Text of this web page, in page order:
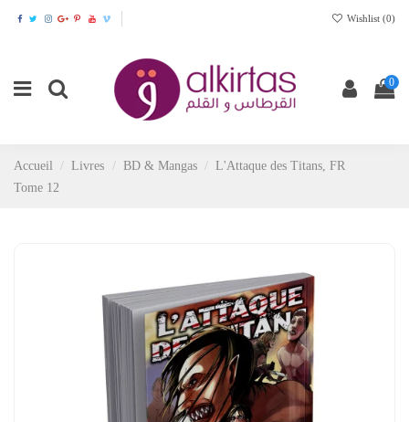
Wishlist (0)
0
Accueil Livres BD & Mangas
L'Attaque des Titans, FR
Tome 12